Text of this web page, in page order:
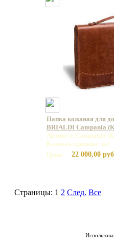
Папка кожаная для
BRIALDI Campania
Артикул: Campania
Базовая единица: шт
Цена:
22 000,00
Страницы: 1 2 След. Все